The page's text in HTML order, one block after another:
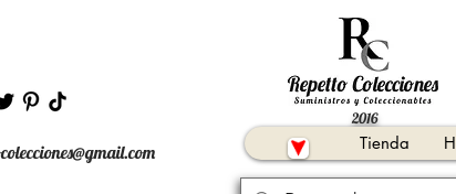
2016
Tienda